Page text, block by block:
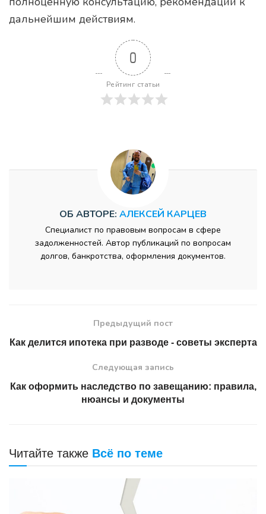
дальнейшим действиям.
0
Рейтинг статьи
ОБ АВТОРЕ: АЛЕКСЕЙ КАРЦЕВ
Специалист по правовым вопросам в сфере
задолженностей. Автор публикаций по вопросам
долгов, банкротства, оформления документов.
Предыдущий пост
Как делится ипотека при разводе - советы эксперта
Следующая запись
Как оформить наследство по завещанию: правила,
нюансы и документы
Читайте также Всё по теме